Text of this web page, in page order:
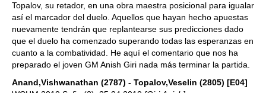
Topalov, su retador, en una obra maestra posicional para igualar
así el marcador del duelo. Aquellos que hayan hecho apuestas
nuevamente tendrán que replantearse sus predicciones dado
que el duelo ha comenzado superando todas las esperanzas en
cuanto a la combatividad. He aquí el comentario que nos ha
preparado el joven GM Anish Giri nada más terminar la partida.
Anand,Vishwanathan (2787) - Topalov,Veselin (2805) [E04]